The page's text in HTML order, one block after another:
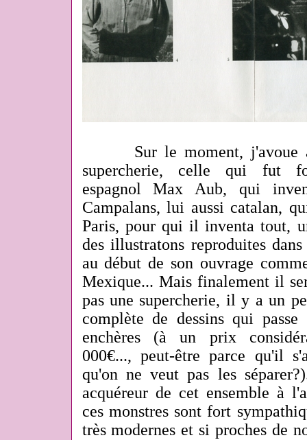
Sur le moment, j'avoue
supercherie, celle qui fut
espagnol Max Aub, qui
Campalans, lui aussi catalan,
Paris, pour qui il inventa tout,
des illustratons reproduites
au début de son ouvrage
Mexique... Mais finalement il
pas une supercherie, il y a un
complète de dessins qui
enchères (à un prix
000€..., peut-être parce qu'il
qu'on ne veut pas les
acquéreur de cet ensemble à
ces monstres sont fort
très modernes et si proches de